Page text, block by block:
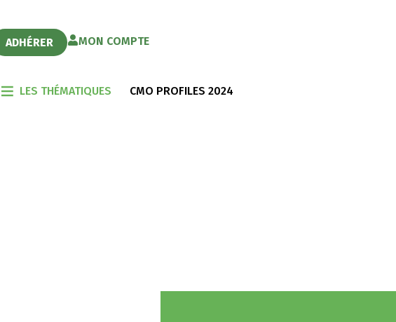
ADHÉRER MON COMPTE
LES THÉMATIQUES CMO PROFILES 2024